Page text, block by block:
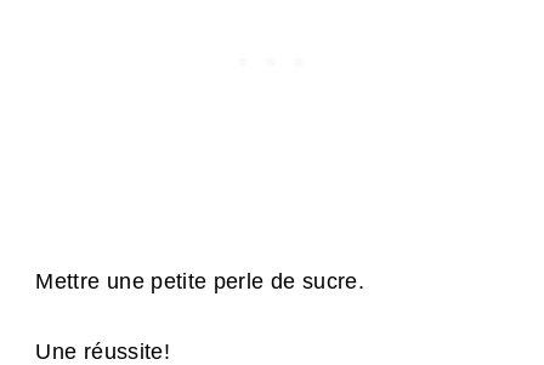
Mettre une petite perle de sucre.
Une réussite!